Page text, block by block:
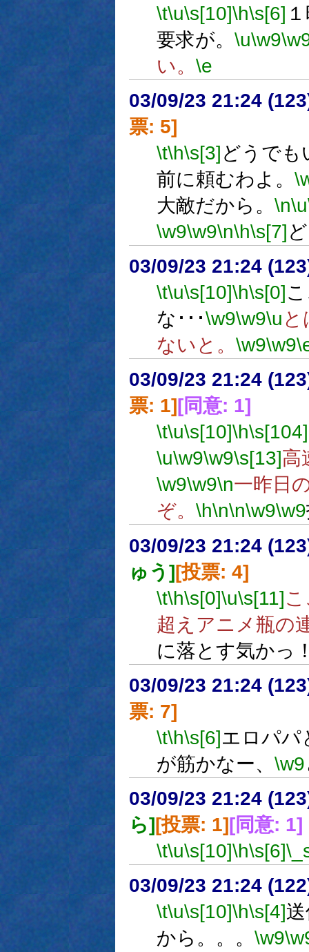
\t\u\s[10]\h\s[6]
要求が。 \u\w9
い。 \e
03/09/23 21:24
票: 5]
\t\h\s[3]どうでも
前に頼むわよ。
大敵だから。 \n\u
\w9\w9\n\h\s[7]
03/09/23 21:24
\t\u\s[10]\h\s[0]
な･･･\w9\w9\u
ないと。 \w9\w9
03/09/23 21:24
票: 1] [同意: 1]
\t\u\s[10]\h\s[104]
\u\w9\w9\s[13]高
\w9\w9\n一昨日
ぞ。 \h\n\n\w9\w9
03/09/23 21:24
ゅう][投票: 4]
\t\h\s[0]\u\s[11]
超えアニメ瓶の
に落とす気かっ
03/09/23 21:24
票: 7]
\t\h\s[6]エロパパ
が筋かなー、 \w9
03/09/23 21:24
ら][投票: 1][同意: 1]
\t\u\s[10]\h\s[6]
03/09/23 21:24
\t\u\s[10]\h\s[4]
から。。。 \w9